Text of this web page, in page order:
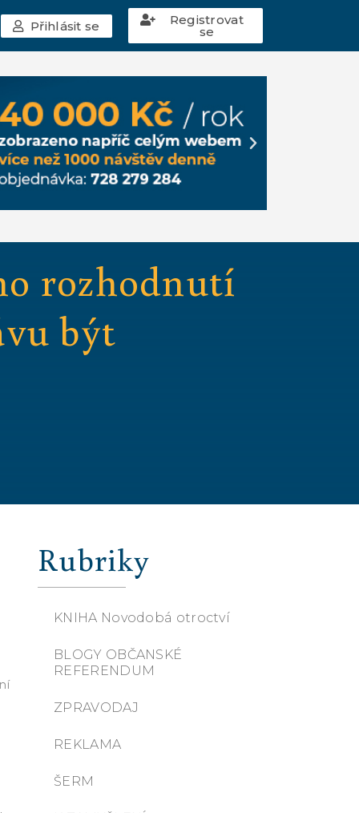
Přihlásit se Registrovat
se
rozhodnutí
být
Rubriky
KNIHA Novodobá otroctví
BLOGY OBČANSKÉ
REFERENDUM
ZPRAVODAJ
REKLAMA
ŠERM